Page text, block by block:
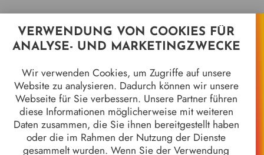
VERWENDUNG VON COOKIES FÜR
ANALYSE- UND MARKETINGZWECKE
Wir verwenden Cookies, um Zugriffe auf unsere
Website zu analysieren. Dadurch können wir unsere
Webseite für Sie verbessern. Unsere Partner führen
diese Informationen möglicherweise mit weiteren
Daten zusammen, die Sie ihnen bereitgestellt haben
oder die im Rahmen der Nutzung der Dienste
gesammelt wurden. Wenn Sie der Verwendung
Quicklinks
Jahrhundertgalerie
Marburger Kameramuseum
8 Jahrhunderte in 8 Objekten
Stadtgeschichten
Wir alle sind Marburg - 50 Jahre Gebietsreform
Stück für Stück
Stadtgeschichte*n
Galerie der Marburger Oberbürgermeister